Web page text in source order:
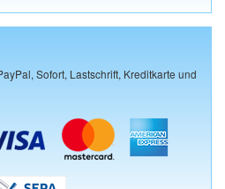
Sofort, Lastschrift, Kreditkarte und